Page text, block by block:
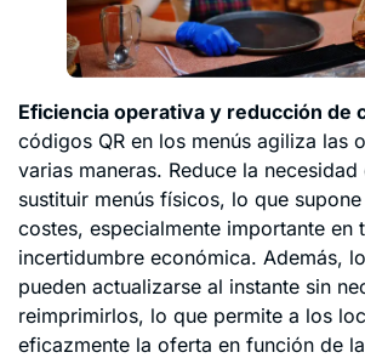
Eficiencia operativa y reducción de
códigos QR en los menús agiliza las
varias maneras. Reduce la
sustituir menús físicos, lo que
costes, especialmente importante en
incertidumbre económica. Además,
pueden actualizarse al instante sin
reimprimirlos, lo que permite a los
eficazmente la oferta en función de